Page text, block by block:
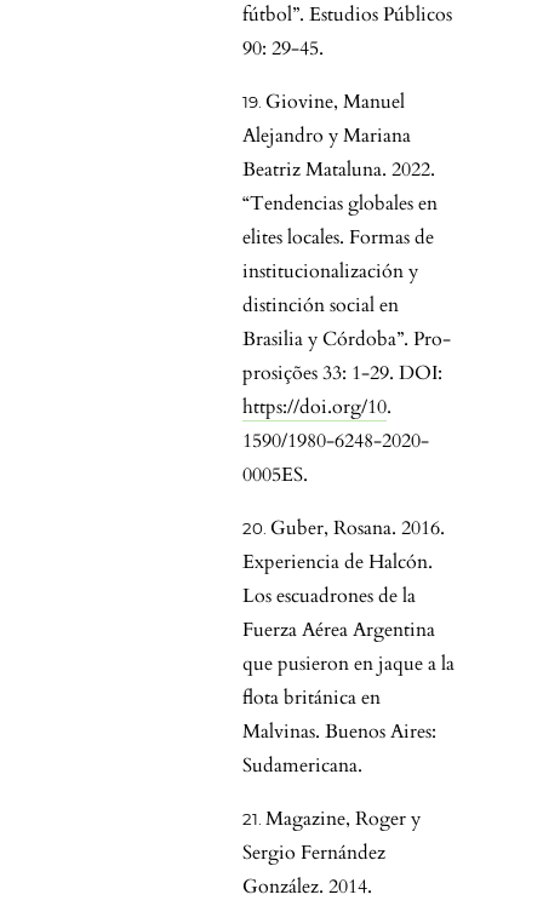
fútbol”. Estudios Públicos
90: 29-45.
Giovine, Manuel
Alejandro y Mariana
Beatriz Mataluna. 2022.
“Tendencias globales en
elites locales. Formas de
institucionalización y
distinción social en
Brasilia y Córdoba”. Pro-
prosições 33: 1-29. DOI:
https://doi.org/10.
1590/1980-6248-2020-
0005ES.
Guber, Rosana. 2016.
Experiencia de Halcón.
Los escuadrones de la
Fuerza Aérea Argentina
que pusieron en jaque a la
flota británica en
Malvinas. Buenos Aires:
Sudamericana.
Magazine, Roger y
Sergio Fernández
González. 2014.